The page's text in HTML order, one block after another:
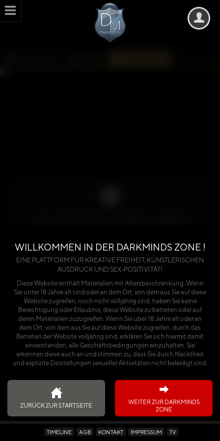
Über die Seite anmelden
Ich habe den Kalender käuflich erworben
WILLKOMMEN IN DER DARKMINDS ZONE !
EINE PLATTFORM FÜR KREATIVE FREIHEIT, KÜNSTLERISCHEN
AUSDRUCK UND SEX-POSITIVITÄT!
Diese Website enthält Materialien mit Altersbeschränkung. Wenn
Sie unter 18 Jahre alt sind oder an dem Ort, von dem aus Sie auf diese
Website zugreifen, noch nicht volljährig sind, haben Sie keine
Berechtigung oder Erlaubnis, diese Website zu betreten oder auf
deren Materialien zuzugreifen. Wenn Sie über 18 Jahre alt oder an
dem Ort, von dem aus Sie auf diese Website zugreifen, durch das
Betreten der Website volljährig sind, erklären Sie sich hiermit damit
einverstanden, alle Geschäftsbedingungen einzuhalten. Sie
erkennen diese auch an und stimmen zu, dass Sie durch Nacktheit
und explizite Darstellungen sexueller Aktivitäten nicht beleidigt sind.
ZURÜCK ZUR STARTSEITE
WEITER ZUR DARKMINDS
ZONE
TIMELINE AGB KONTAKT IMPRESSUM TV